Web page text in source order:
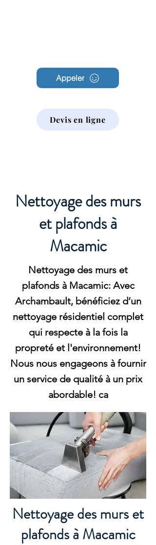
Appeler
Devis en ligne
Nettoyage des murs
et plafonds à
Macamic
Nettoyage des murs et
plafonds à Macamic: Avec
Archambault, bénéficiez d’un
nettoyage résidentiel complet
qui respecte à la fois la
propreté et l'environnement!
Nous nous engageons à fournir
un service de qualité à un prix
abordable! ca
Nettoyage des murs et
plafonds à Macamic